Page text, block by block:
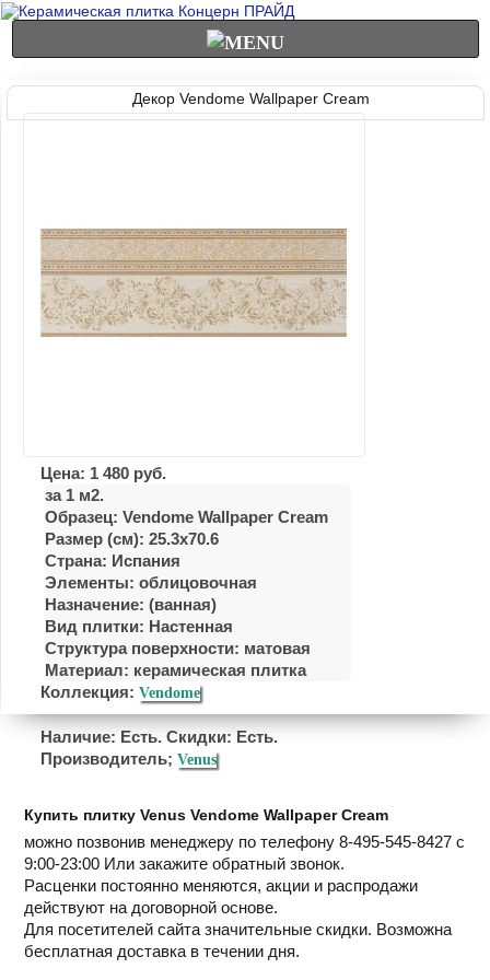
Декор Vendome Wallpaper Cream
Цена: 1 480 руб.
за 1 м2.
Образец: Vendome Wallpaper Cream
Размер (см): 25.3x70.6
Страна: Испания
Элементы: облицовочная
Назначение: (ванная)
Вид плитки: Настенная
Структура поверхности: матовая
Материал: керамическая плитка
Коллекция: Vendome
Наличие: Есть. Скидки: Есть.
Производитель; Venus
Купить плитку Venus Vendome Wallpaper Cream
можно позвонив менеджеру по телефону 8-495-545-8427 с
9:00-23:00 Или закажите обратный звонок.
Расценки постоянно меняются, акции и распродажи
действуют на договорной основе.
Для посетителей сайта значительные скидки. Возможна
бесплатная доставка в течении дня.